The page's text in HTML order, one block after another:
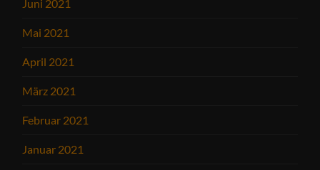
Juni 2021
Mai 2021
April 2021
März 2021
Februar 2021
Januar 2021